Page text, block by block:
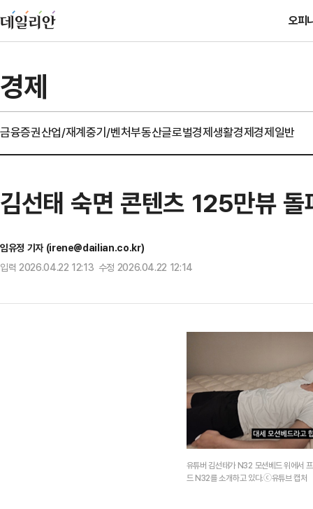
오피
경제
금융증권산업/재계중기/벤처부동산글로벌경제생활경제경제일반
김선태 숙면 콘텐츠 125만뷰
임유정 기자 (irene@dailian.co.kr)
입력 2026.04.22 12:13 수정 2026.04.22 12:14
유튜버 김선태가 N32 모션베드 위에서
드 N32를 소개하고 있다.ⓒ유튜브 캡처